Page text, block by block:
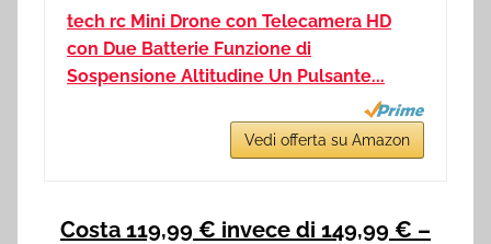
tech rc Mini Drone con Telecamera HD
con Due Batterie Funzione di
Sospensione Altitudine Un Pulsante...
Vedi offerta su Amazon
Costa 119,99 € invece di 149,99 € –